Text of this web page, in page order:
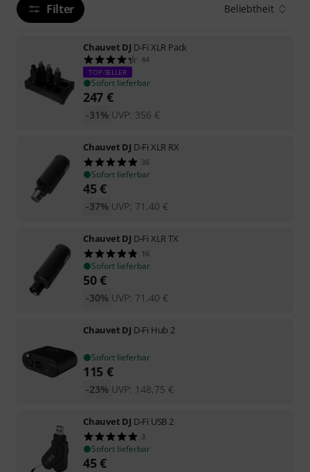
Filter Beliebtheit
Chauvet DJ D-Fi XLR Pack
44
TOP-SELLER
Sofort lieferbar
247 €
UVP: 356 €
-31%
Chauvet DJ D-Fi XLR RX
36
Sofort lieferbar
45€
UVP: 71,40 €
-37%
Chauvet DJ D-Fi XLR TX
16
Sofort lieferbar
50€
UVP: 71,40 €
-30%
Chauvet DJ D-Fi Hub 2
Sofort lieferbar
115 €
UVP: 148,75 €
-23%
Chauvet DJ D-Fi USB 2
3
Sofort lieferbar
45€